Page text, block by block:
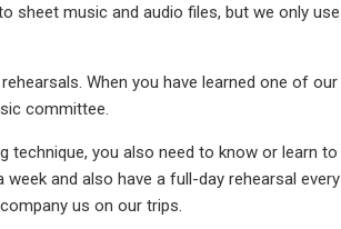
sheet music and audio files, but we only use
When you have learned one of our
committee.
technique, you also need to know or learn to
and also have a full-day rehearsal every
us on our trips.